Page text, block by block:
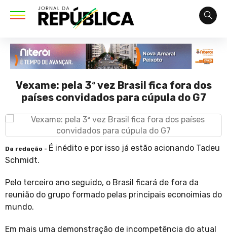
Vexame: pela 3ª vez Brasil fica fora dos
países convidados para cúpula do G7
Da redação - É inédito e por isso já estão acionando Tadeu
Schmidt.
Pelo terceiro ano seguido, o Brasil ficará de fora da
reunião do grupo formado pelas principais econoimias do
mundo.
Em mais uma demonstração de incompetência do atual